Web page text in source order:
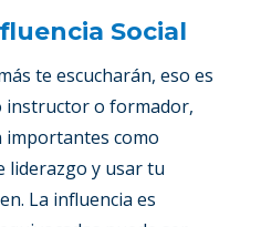
Social
te escucharán, eso es
instructor o formador,
importantes como
liderazgo y usar tu
La influencia es